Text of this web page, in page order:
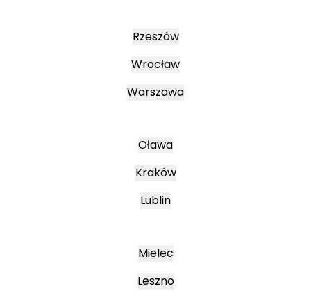
Rzeszów
Wrocław
Warszawa
Oława
Kraków
Lublin
Mielec
Leszno